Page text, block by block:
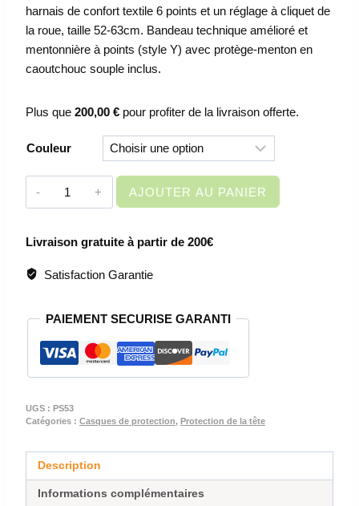
harnais de confort textile 6 points et un réglage à cliquet de
la roue, taille 52-63cm. Bandeau technique amélioré et
mentonnière à points (style Y) avec protège-menton en
caoutchouc souple inclus.
Plus que 200,00 € pour profiter de la livraison offerte.
Couleur
quantité
DE
-
PS53
AJOUTER AU PANIER
Livraison gratuite à partir de 200€
Satisfaction Garantie
PAIEMENT SECURISE GARANTI
UGS : PS53
Catégories : Casques de protection, Protection de la tête
Description
Informations complémentaires